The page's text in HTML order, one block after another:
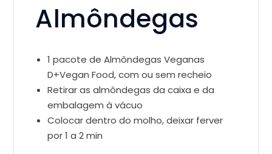
Almôndegas
1 pacote de Almôndegas Veganas
D+Vegan Food, com ou sem recheio
Retirar as almôndegas da caixa e da
embalagem à vácuo
Colocar dentro do molho, deixar ferver
por 1 a 2 min